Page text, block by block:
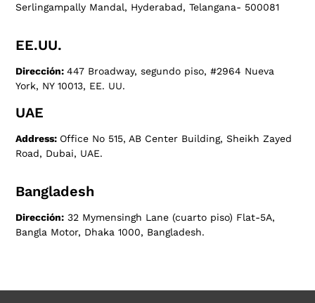
Serlingampally Mandal, Hyderabad, Telangana- 500081
EE.UU.
Dirección:447 Broadway, segundo piso, #2964 Nueva
York, NY 10013, EE. UU.
UAE
Address: Office No 515, AB Center Building, Sheikh Zayed
Road, Dubai, UAE.
Bangladesh
Dirección: 32 Mymensingh Lane (cuarto piso) Flat-5A,
Bangla Motor, Dhaka 1000, Bangladesh.